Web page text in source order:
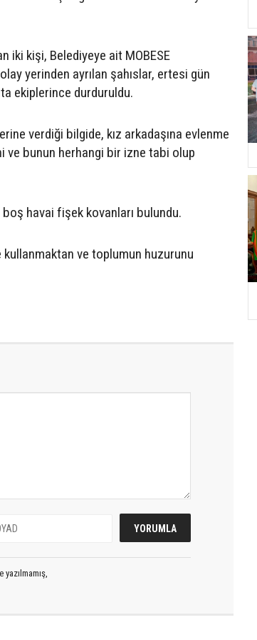
iki kişi, Belediyeye ait MOBESE
yerinden ayrılan şahıslar, ertesi gün
ekiplerince durduruldu.
verdiği bilgide, kız arkadaşına evlenme
bunun herhangi bir izne tabi olup
havai fişek kovanları bulundu.
kullanmaktan ve toplumun huzurunu